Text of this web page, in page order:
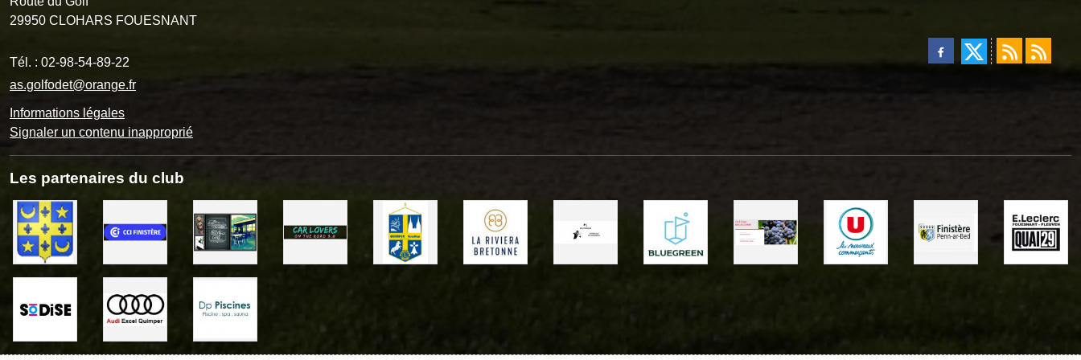
29950 CLOHARS FOUESNANT
Tél. : 02-98-54-89-22
as.golfodet@orange.fr
Informations légales
Signaler un contenu inapproprié
Les partenaires du club